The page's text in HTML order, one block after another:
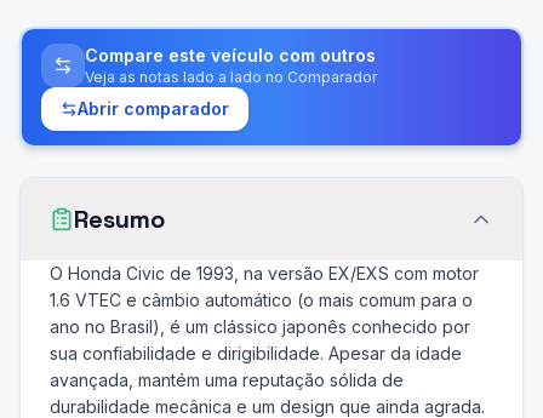
Compare este veículo com outros
Veja as notas lado a lado no Comparador
Abrir comparador
Resumo
O Honda Civic de 1993, na versão EX/EXS com motor
1.6 VTEC e câmbio automático (o mais comum para o
ano no Brasil), é um clássico japonês conhecido por
sua confiabilidade e dirigibilidade. Apesar da idade
avançada, mantém uma reputação sólida de
durabilidade mecânica e um design que ainda agrada.